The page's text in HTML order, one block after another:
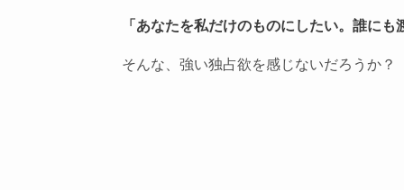
「あなたを私だけのものにしたい。誰にも
そんな、強い独占欲を感じないだろうか？